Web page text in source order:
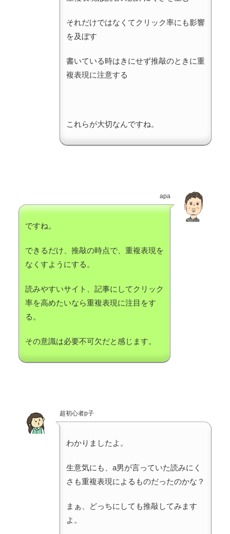
それだけではなくてクリック率にも影響
を及ぼす
書いている時はきにせず推敲のときに重
複表現に注意する
これらが大切なんですね。
apa
ですね。
できるだけ、推敲の時点で、重複表現を
なくすようにする。
読みやすいサイト、記事にしてクリック
率を高めたいなら重複表現に注目をす
る。
その意識は必要不可欠だと感じます。
超初心者p子
わかりましたよ。
生意気にも、a男が言っていた読みにく
さも重複表現によるものだったのかな？
まぁ、どっちにしても推敲してみます
よ。